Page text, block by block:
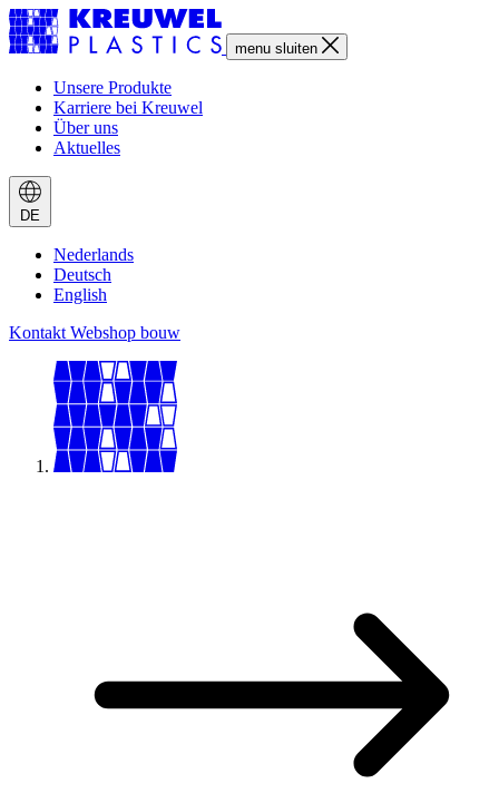
menu sluiten
Unsere Produkte
Karriere bei Kreuwel
Über uns
Aktuelles
DE
Nederlands
Deutsch
English
Kontakt Webshop bouw